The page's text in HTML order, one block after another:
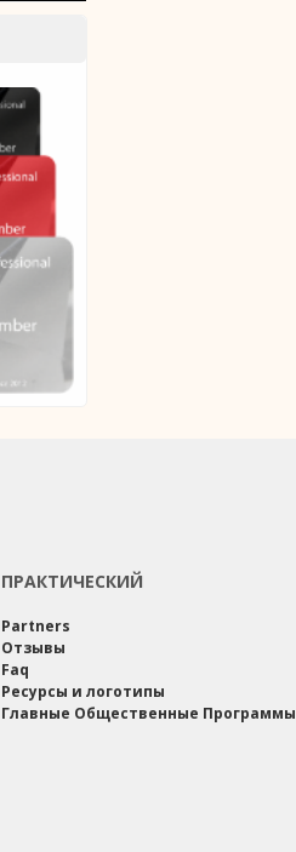
ПРАКТИЧЕСКИЙ
Partners
Отзывы
Faq
Ресурсы и логотипы
Главные Общественные Программы